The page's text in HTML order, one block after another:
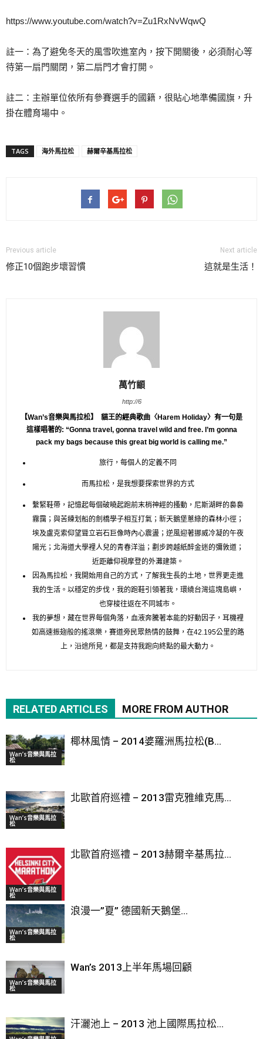
https://www.youtube.com/watch?v=Zu1RxNvWqwQ
註一：為了避免冬天的風雪吹進室內，按下開關後，必須耐心等
待第一扇門關閉，第二扇門才會打開。
註二：主辦單位依所有參賽選手的國籍，很貼心地準備國旗，升
掛在體育場中。
TAGS 海外馬拉松 赫爾辛基馬拉松
Previous article
修正10個跑步壞習慣
Next article
這就是生活！
萬竹顓
http://6
【Wan’s音樂與馬拉松】
貓王的經典歌曲〈Harem Holiday〉有一句是
這樣唱著的: “Gonna travel, gonna travel wild and free. I’m gonna
pack my bags because this great big world is calling me.”
旅行，每個人的定義不同
而馬拉松，是我想要探索世界的方式
繫緊鞋帶，記憶起每個破曉起跑前末梢神經的搔動，尼斯湖畔的裊裊
霧靄；與苦練划船的劍橋學子相互打氣；新天鵝堡蔥綠的森林小徑；
埃及盧克索仰望聳立岩石巨像時內心震盪；逆風迎著挪威冷凝的午夜
陽光；北海道大學裡人兒的青春洋溢；劃步跨越紙醉金迷的彌敦道；
近距離仰視摩登的外灘建築。
因為馬拉松，我開始用自己的方式，了解我生長的土地，世界更走進
我的生活。以穩定的步伐，我的跑鞋引領著我，環繞台灣這塊島嶼，
也穿梭往返在不同城市。
我的夢想，藏在世界每個角落，血液奔騰著本能的好動因子，耳機裡
如高速振翅般的搖滾樂，賽道旁民眾熱情的鼓舞，在42.195公里的路
上，沿途所見，都是支持我跑向終點的最大動力。
RELATED ARTICLES MORE FROM AUTHOR
Wan’s音樂與馬拉
松
椰林風情 – 2014婆羅洲馬拉松(B...
Wan’s音樂與馬拉
松
北歐首府巡禮 – 2013雷克雅維克馬...
Wan’s音樂與馬拉
松
北歐首府巡禮 – 2013赫爾辛基馬拉...
Wan’s音樂與馬拉
松
浪漫一”夏” 德國新天鵝堡...
Wan’s音樂與馬拉
松
Wan’s 2013上半年馬場回顧
汗灑池上 – 2013 池上國際馬拉松...